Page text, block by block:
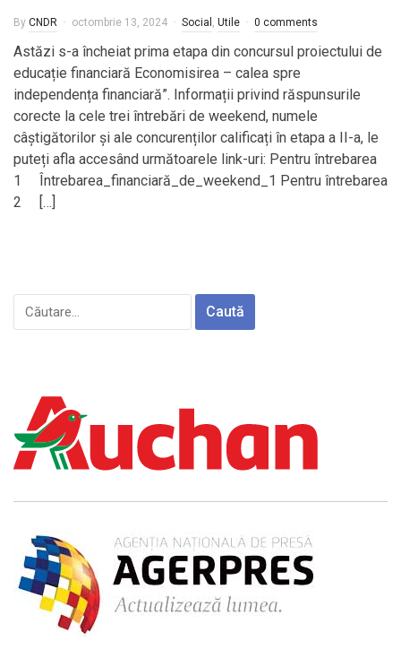
By CNDR octombrie 13, 2024 Social , Utile 0 comments
Astăzi s-a încheiat prima etapa din concursul proiectului de
educație financiară Economisirea – calea spre
independența financiară”. Informații privind răspunsurile
corecte la cele trei întrebări de weekend, numele
câștigătorilor și ale concurenților calificați în etapa a II-a, le
puteți afla accesând următoarele link-uri: Pentru întrebarea
1 Întrebarea_financiară_de_weekend_1 Pentru întrebarea
2 […]
Caută
după: